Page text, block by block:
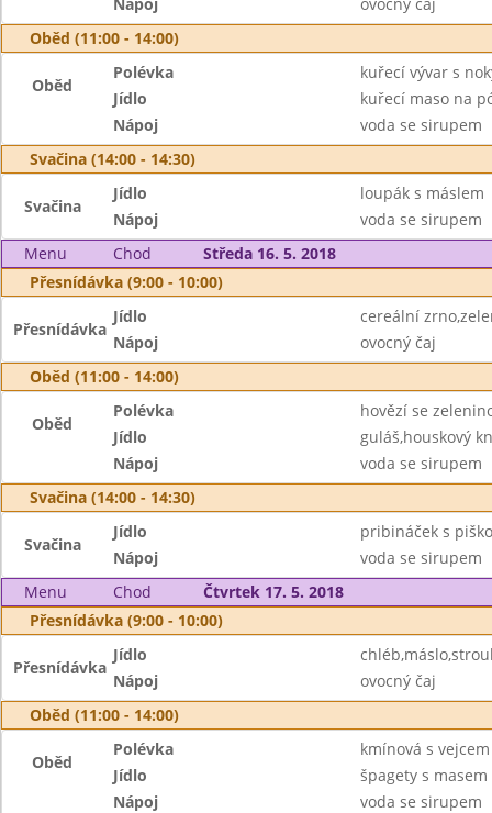
Oběd (11:00 - 14:00)
Oběd
Polévka
kuřecí vývar s
Jídlo
kuřecí maso na
Nápoj
voda se sirupem
Svačina (14:00 - 14:30)
Svačina
Jídlo
loupák s máslem
Nápoj
voda se sirupem
Menu
Chod
Středa 16. 5. 2018
Přesnídávka (9:00 - 10:00)
Přesnídávka
Jídlo
cereální
Nápoj
ovocný čaj
Oběd (11:00 - 14:00)
Oběd
Polévka
hovězí se
Jídlo
guláš,houskový
Nápoj
voda se sirupem
Svačina (14:00 - 14:30)
Svačina
Jídlo
pribináček s
Nápoj
voda se sirupem
Menu
Chod
Čtvrtek 17. 5. 2018
Přesnídávka (9:00 - 10:00)
Přesnídávka
Jídlo
Nápoj
ovocný čaj
Oběd (11:00 - 14:00)
Oběd
Polévka
kmínová s vejcem
Jídlo
špagety s
Nápoj
voda se sirupem